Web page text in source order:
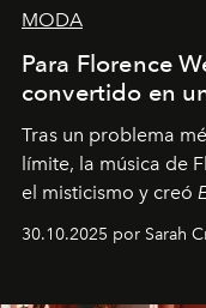
MODA
Para Florence
convertido en
Tras un problema
límite, la música de
el misticismo y creó
álbumes más
30.10.2025 por Sarah